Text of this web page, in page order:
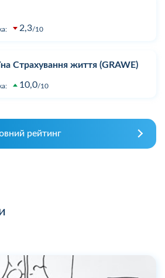
2,3 10
Страхування життя (GRAWE)
10,0 10
рейтинг